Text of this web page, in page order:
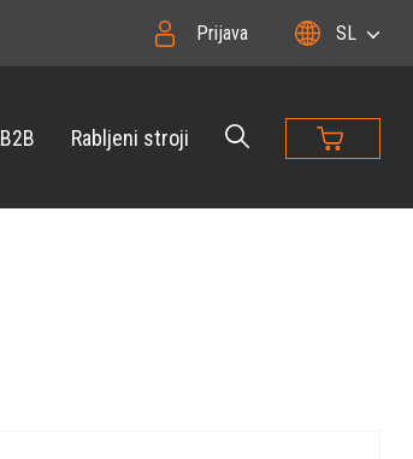
Prijava SL
B2B Rabljeni stroji